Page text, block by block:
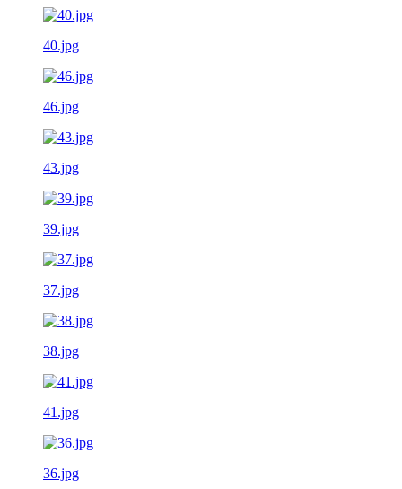
40.jpg
46.jpg
43.jpg
39.jpg
37.jpg
38.jpg
41.jpg
36.jpg